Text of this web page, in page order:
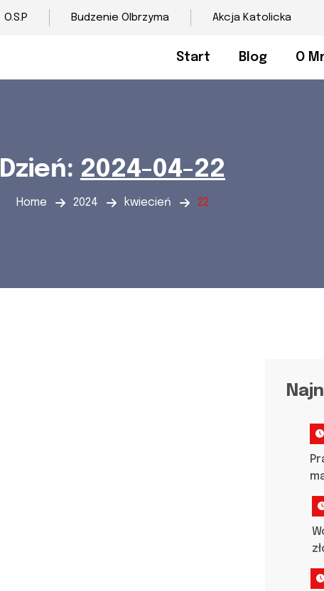
O.S.P Budzenie Olbrzyma Akcja Katolicka
Start Blog O
Dzień: 2024-04-22
Home 2024 kwiecień 22